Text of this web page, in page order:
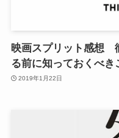
映画スプリット感想
る前に知っておくべ
2019年1月22日